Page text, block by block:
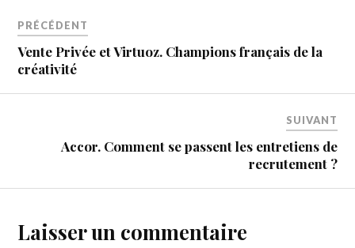
PRÉCÉDENT
Vente Privée et Virtuoz. Champions français de la
créativité
SUIVANT
Accor. Comment se passent les entretiens de
recrutement ?
Laisser un commentaire